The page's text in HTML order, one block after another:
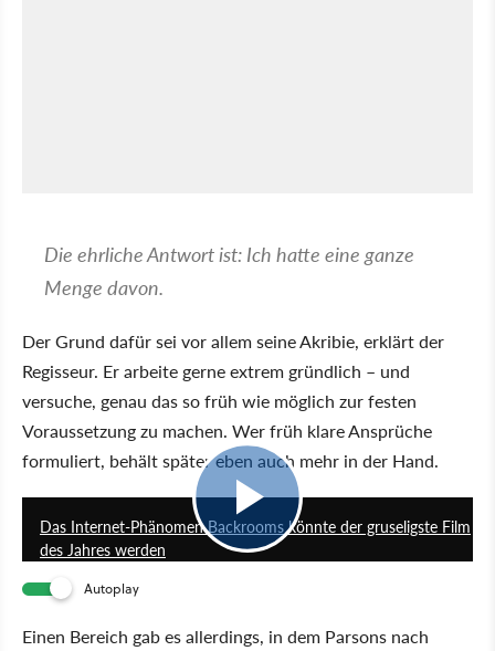
Die ehrliche Antwort ist: Ich hatte eine ganze
Menge davon.
Der Grund dafür sei vor allem seine Akribie, erklärt der
Regisseur. Er arbeite gerne extrem gründlich – und
versuche, genau das so früh wie möglich zur festen
Voraussetzung zu machen. Wer früh klare Ansprüche
formuliert, behält später eben auch mehr in der Hand.
Das Internet-Phänomen Backrooms könnte der gruseligste Film
des Jahres werden
Autoplay
Einen Bereich gab es allerdings, in dem Parsons nach